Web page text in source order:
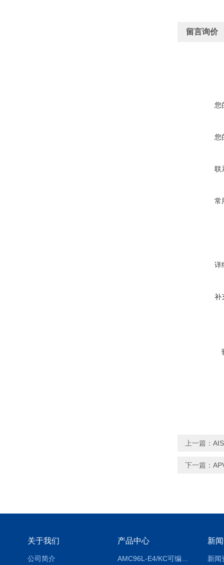
留言询价
您
您
联
常
详
补
上一篇：
下一篇：
关于我们
公司简介
产品中心
AMC96L-E4/KC可编程智能电测表多功能表
新
新闻